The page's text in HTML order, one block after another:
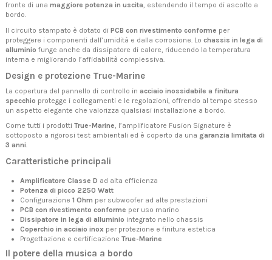
fronte di una maggiore potenza in uscita, estendendo il tempo di ascolto a
bordo.
Il circuito stampato è dotato di PCB con rivestimento conforme per
proteggere i componenti dall’umidità e dalla corrosione. Lo chassis in lega di
alluminio funge anche da dissipatore di calore, riducendo la temperatura
interna e migliorando l’affidabilità complessiva.
Design e protezione True-Marine
La copertura del pannello di controllo in acciaio inossidabile a finitura
specchio protegge i collegamenti e le regolazioni, offrendo al tempo stesso
un aspetto elegante che valorizza qualsiasi installazione a bordo.
Come tutti i prodotti True-Marine, l’amplificatore Fusion Signature è
sottoposto a rigorosi test ambientali ed è coperto da una garanzia limitata di
3 anni.
Caratteristiche principali
Amplificatore Classe D ad alta efficienza
Potenza di picco 2250 Watt
Configurazione 1 Ohm per subwoofer ad alte prestazioni
PCB con rivestimento conforme per uso marino
Dissipatore in lega di alluminio integrato nello chassis
Coperchio in acciaio inox per protezione e finitura estetica
Progettazione e certificazione True-Marine
Il potere della musica a bordo